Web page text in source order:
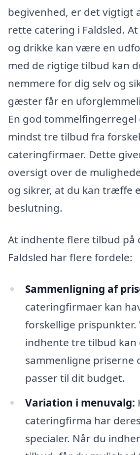
begivenhed, er det vigtigt
rette catering i Faldsled.
og drikke kan være en
med de rigtige tilbud kan
nemmere for dig selv og
gæster får en
En god
mindst tre tilbud fra
cateringfirmaer. Dette
oversigt over de
og sikrer, at du kan træffe
beslutning.
At indhente flere tilbud på
Faldsled har flere fordele:
Sammenligning af
cateringfirmaer kan
forskellige prispunkter.
indhente tre tilbud kan
sammenligne priserne
passer til dit budget.
Variation i menuvalg:
cateringfirma har
specialer. Når du